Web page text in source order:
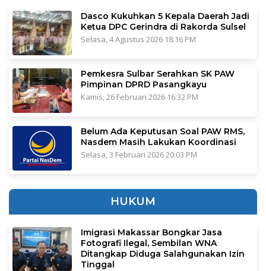
Dasco Kukuhkan 5 Kepala Daerah Jadi
Ketua DPC Gerindra di Rakorda Sulsel
Selasa, 4 Agustus 2026 18:16 PM
Pemkesra Sulbar Serahkan SK PAW
Pimpinan DPRD Pasangkayu
Kamis, 26 Februari 2026 16:32 PM
Belum Ada Keputusan Soal PAW RMS,
Nasdem Masih Lakukan Koordinasi
Selasa, 3 Februari 2026 20:03 PM
HUKUM
Imigrasi Makassar Bongkar Jasa
Fotografi Ilegal, Sembilan WNA
Ditangkap Diduga Salahgunakan Izin
Tinggal